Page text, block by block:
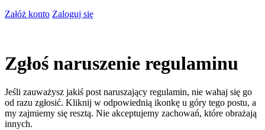
Załóż konto Zaloguj się
Zgłoś naruszenie regulaminu
Jeśli zauważysz jakiś post naruszający regulamin, nie wahaj się go
od razu zgłosić. Kliknij w odpowiednią ikonkę u góry tego postu, a
my zajmiemy się resztą. Nie akceptujemy zachowań, które obrażają
innych.